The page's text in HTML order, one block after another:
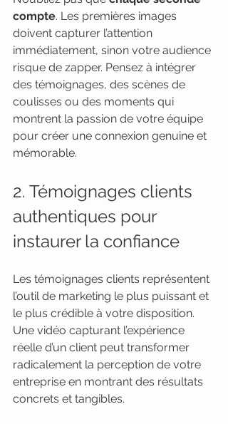
compte. Les premières images
doivent capturer l’attention
immédiatement, sinon votre audience
risque de zapper. Pensez à intégrer
des témoignages, des scènes de
coulisses ou des moments qui
montrent la passion de votre équipe
pour créer une connexion genuine et
mémorable.
2. Témoignages clients
authentiques pour
instaurer la confiance
Les témoignages clients représentent
l’outil de marketing le plus puissant et
le plus crédible à votre disposition.
Une vidéo capturant l’expérience
réelle d’un client peut transformer
radicalement la perception de votre
entreprise en montrant des résultats
concrets et tangibles.